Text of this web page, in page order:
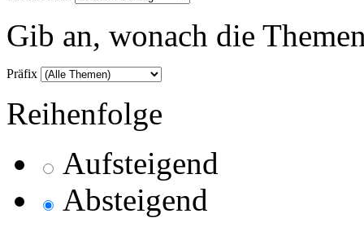
Gib an, wonach die
Präfix
Reihenfolge
Aufsteigend
Absteigend